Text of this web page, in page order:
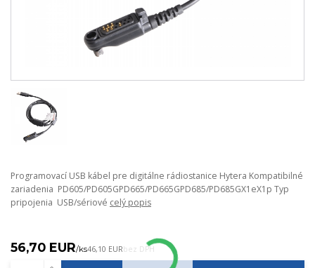
Programovací USB kábel pre digitálne rádiostanice Hytera Kompatibilné
zariadenia PD605/PD605GPD665/PD665GPD685/PD685GX1eX1p Typ
pripojenia USB/sériové celý popis
56,70 EUR/ks46,10 EURbez DPH